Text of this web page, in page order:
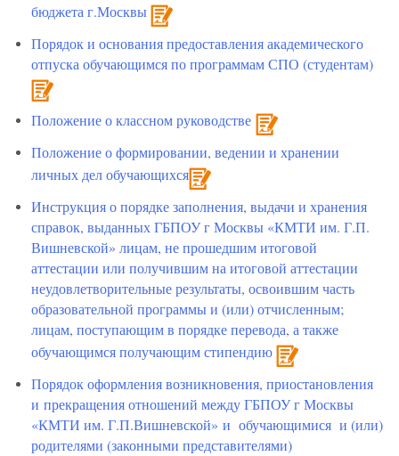
бюджета г.Москвы
Порядок и основания предоставления академического
отпуска обучающимся по программам СПО (студентам)
Положение о классном руководстве
Положение о формировании, ведении и хранении
личных дел обучающихся
Инструкция о порядке заполнения, выдачи и хранения
справок, выданных ГБПОУ г Москвы «КМТИ им. Г.П.
Вишневской» лицам, не прошедшим итоговой
аттестации или получившим на итоговой аттестации
неудовлетворительные результаты, освоившим часть
образовательной программы и (или) отчисленным;
лицам, поступающим в порядке перевода, а также
обучающимся получающим стипендию
Порядок оформления возникновения, приостановления
и прекращения отношений между ГБПОУ г Москвы
«КМТИ им. Г.П.Вишневской» и обучающимися и (или)
родителями (законными представителями)